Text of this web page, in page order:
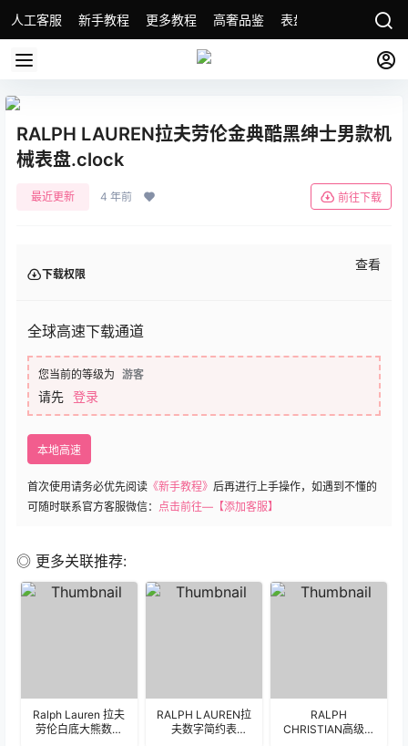
人工客服 新手教程 更多教程 高奢品鉴 表盘精选 名表故事
RALPH LAUREN拉夫劳伦金典酷黑绅士男款机
械表盘.clock
最近更新 4 年前 前往下载
下载权限
查看
全球高速下载通道
您当前的等级为 游客
请先 登录
本地高速
首次使用请务必优先阅读 《新手教程》 后再进行上手操作，如遇到不懂的
可随时联系官方客服微信： 点击前往—【添加客服】
◎ 更多关联推荐:
Ralph Lauren 拉夫
劳伦白底大熊数字
RALPH LAUREN拉
夫数字简约表
RALPH
CHRISTIAN高级机